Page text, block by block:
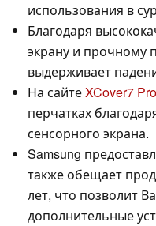
использования в
Благодаря
экрану и прочному
выдерживает
На сайтеXCover7 Pro
перчатках
сенсорного экрана.
Samsung
также обещает
лет, что позволит
дополнительные